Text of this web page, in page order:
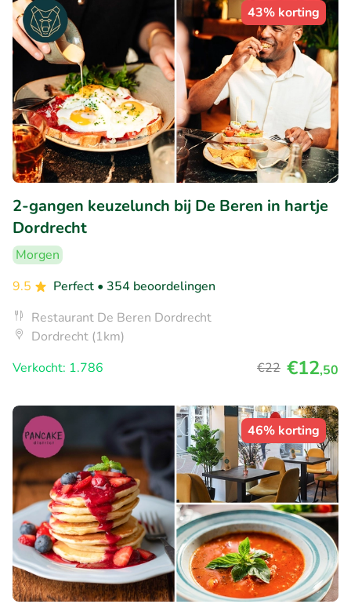
43% korting
2-gangen keuzelunch bij De Beren in hartje
Dordrecht
Morgen
9.5
Perfect • 354 beoordelingen
Restaurant De Beren Dordrecht
Dordrecht (1km)
Verkocht: 1.786
€22 €12,50
46% korting